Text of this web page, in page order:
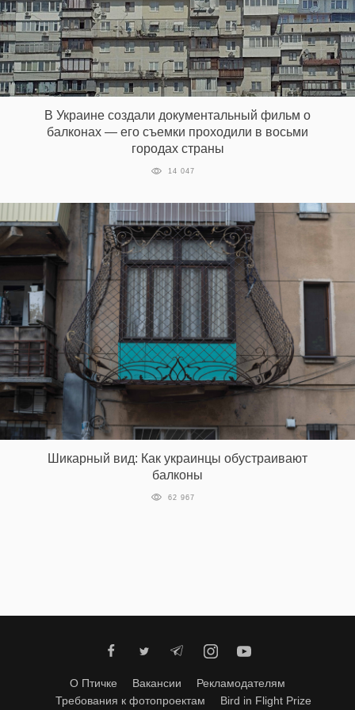
EN
UA
В Украине создали документальный фильм о
балконах — его съемки проходили в восьми
городах страны
14 047
Шикарный вид: Как украинцы обустраивают
балконы
62 967
О Птичке Вакансии
Рекламодателям
Требования к фотопроектам
Bird in Flight Prize